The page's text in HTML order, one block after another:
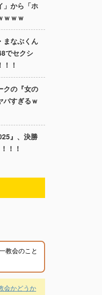
」から「ホ
ｗｗｗ
まなぶくん
でセクシ
！
クの『女の
バすぎるｗ
』、決勝
！！
教会のこと
会かどうか